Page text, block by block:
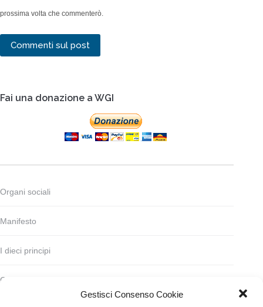
Gestisci Consenso Cookie
prossima volta che commenterò.
Commenti sul post
Fai una donazione a WGI
Organi sociali
Manifesto
I dieci principi
Codice deontologico